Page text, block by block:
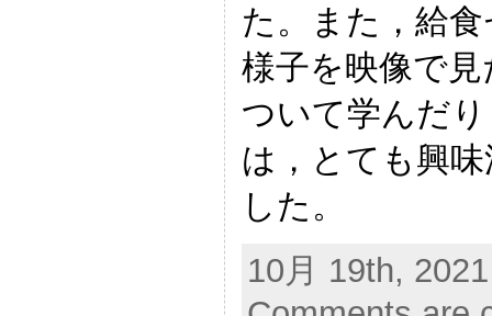
た。また，給
様子を映像で
ついて学んだ
は，とても興
した。
10月 19th,